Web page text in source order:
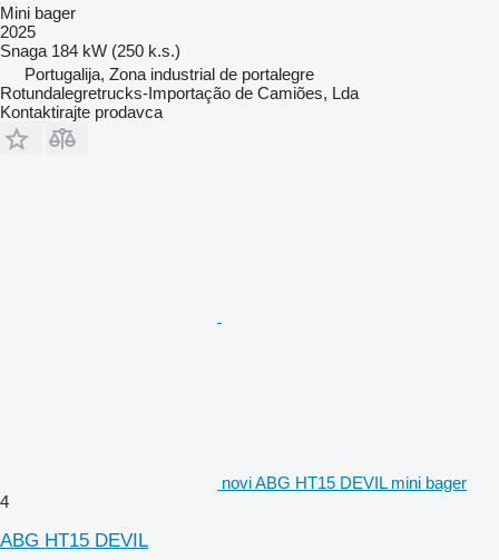
Mini bager
2025
Snaga 184 kW (250 k.s.)
Portugalija, Zona industrial de portalegre
Rotundalegretrucks-Importação de Camiões, Lda
Kontaktirajte prodavca
novi ABG HT15 DEVIL mini bager
4
ABG HT15 DEVIL